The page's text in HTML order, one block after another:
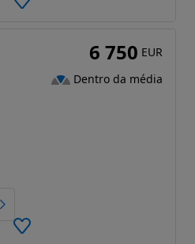
6 750 EUR
Dentro da média